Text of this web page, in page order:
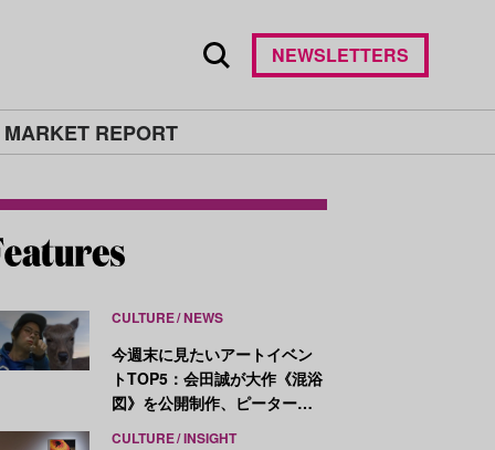
REPORT
NEWSLETTERS
CULTURE NEWS
今週末に見たいアートイベン
トTOP5：会田誠が大作《混浴
図》を公開制作、ピーター・
CULTURE INSIGHT